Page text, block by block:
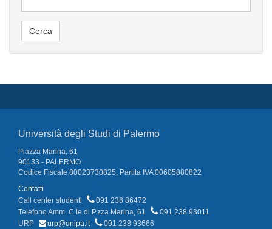
Università degli Studi di Palermo
Piazza Marina, 61
90133 - PALERMO
Codice Fiscale 80023730825, Partita IVA 00605880822
Contatti
Call center studenti
091 238 86472
Telefono Amm. C.le di P.zza Marina, 61
091 238 93011
URP
urp@unipa.it
091 238 93666